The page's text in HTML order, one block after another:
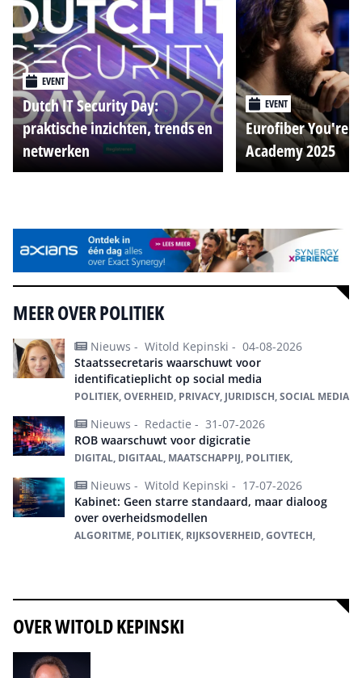
EVENT
Dutch IT Security Day:
praktische inzichten, trends en
netwerken
EVENT
Eurofiber You're
Academy 2025
MEER OVER POLITIEK
Nieuws - Witold Kepinski - 04-08-2026
Staatssecretaris waarschuwt voor
identificatieplicht op social media
POLITIEK, OVERHEID, PRIVACY, JURIDISCH, SOCIAL MEDIA
Nieuws - Redactie - 31-07-2026
ROB waarschuwt voor digicratie
DIGITAL, DIGITAAL, MAATSCHAPPIJ, POLITIEK,
Nieuws - Witold Kepinski - 17-07-2026
Kabinet: Geen starre standaard, maar dialoog
over overheidsmodellen
ALGORITME, POLITIEK, RIJKSOVERHEID, GOVTECH,
OVER WITOLD KEPINSKI